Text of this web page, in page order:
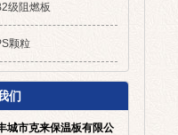
级阻燃板
颗粒
们
城市克来保温板有限公